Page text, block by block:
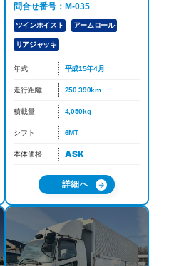
問合せ番号：M-035
ツインホイスト アームロール
リアジャッキ
年式 平成15年4月
走行距離 250,390km
積載量 4,050kg
シフト 6MT
本体価格 ASK
詳細へ